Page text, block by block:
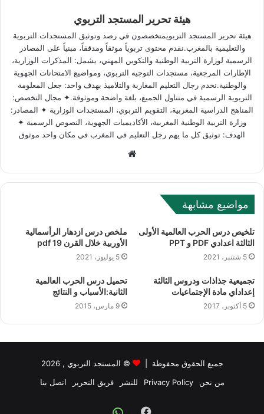
هيئة تحرير المستجد التربوي
هيئة تحرير المستجد التربويمتخصصون في رصد وتوثيق المستجدات التربوية
والتعليمية بالمغرب.نقدم محتوى تربوياً موثقاً ومدققاً، مبنياً على المصادر
الرسمية لوزارة التربية الوطنية والتكوين المهني، يشمل: المذكرات الوزارية،
الإطارات المرجعية، مستجدات التوجيه التربوي، ومواضيع الامتحانات الجهوية
والوطنية.نخدم رجال التعليم المغاربة والتلاميذ بهدف واحد: جعل المعلومة
التربوية الرسمية في متناول الجميع، بلغة واضحة وموثوقة.✦ مجال التخصص:
المناهج الدراسية المغربية، التقويم التربوي، المستجدات الوزارية ✦ المصادر:
وزارة التربية الوطنية المغربية، الأكاديميات الجهوية، النصوص الرسمية ✦
الهدف: توثيق كل ما يهم رجل التعليم في المغرب في مكان واحد موثوق
مواضيع مشابهة
تلخيص درس الحرب العالمية الأولى
الثالثة اعدادي PDF و PPT
5 شتنبر، 2021
ملخص درس ازدهار الرأسمالية
الأوربية خلال القرن 19 pdf
5 يوليوز، 2021
تجميعية جذاذات ودروس الثالثة
إعداداي مادة الإجتماعيات
5 أكتوبر، 2017
تحميل درس الحرب العالمية
الثانية:الأسباب و النتائج
9 مارس، 2015
جميع الحقوق محفوظة | © المستجد التربوي , 2026
من نحن
Privacy Policy للنشر فريق التحرير اتصل بنا
Facebook